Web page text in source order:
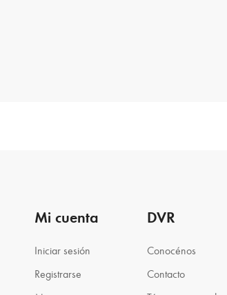
Mi cuenta
Iniciar sesión
Registrarse
DVR
Conocénos
Contacto